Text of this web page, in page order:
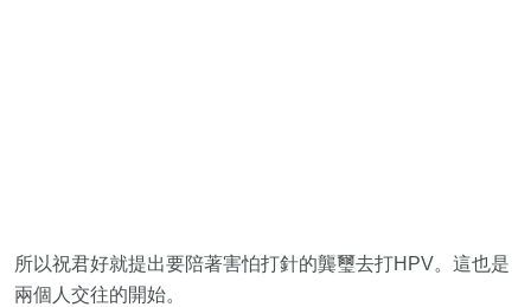
所以祝君好就提出要陪著害怕打針的龔璽去打HPV。這也是
兩個人交往的開始。